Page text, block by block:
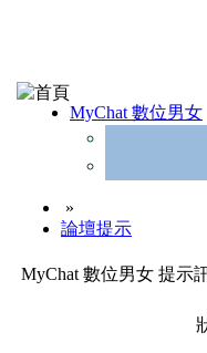
MyChat 數位男女
»
論壇提示
MyChat 數位男女 提示